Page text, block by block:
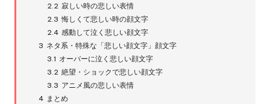
2.2 寂しい時の悲しい表情
2.3 悔しくて悲しい時の顔文字
2.4 感動して泣く悲しい顔文字
3 ネタ系・特殊な「悲しい顔文字」顔文字
3.1 オーバーに泣く悲しい顔文字
3.2 絶望・ショックで悲しい顔文字
3.3 アニメ風の悲しい表情
4 まとめ